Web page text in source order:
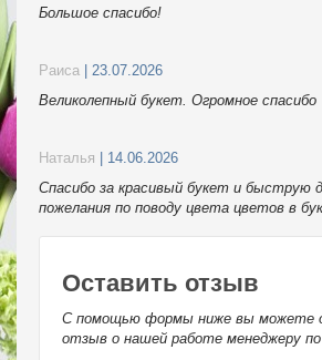
Большое спасибо!
Раиса | 23.07.2026
Великолепный букет. Огромное спасибо
Наталья
| 14.06.2026
Спасибо за красивый букет и быструю
пожелания по поводу цвета цветов в
Оставить отзыв
С помощью формы ниже вы можете
отзыв о нашей работе менеджеру